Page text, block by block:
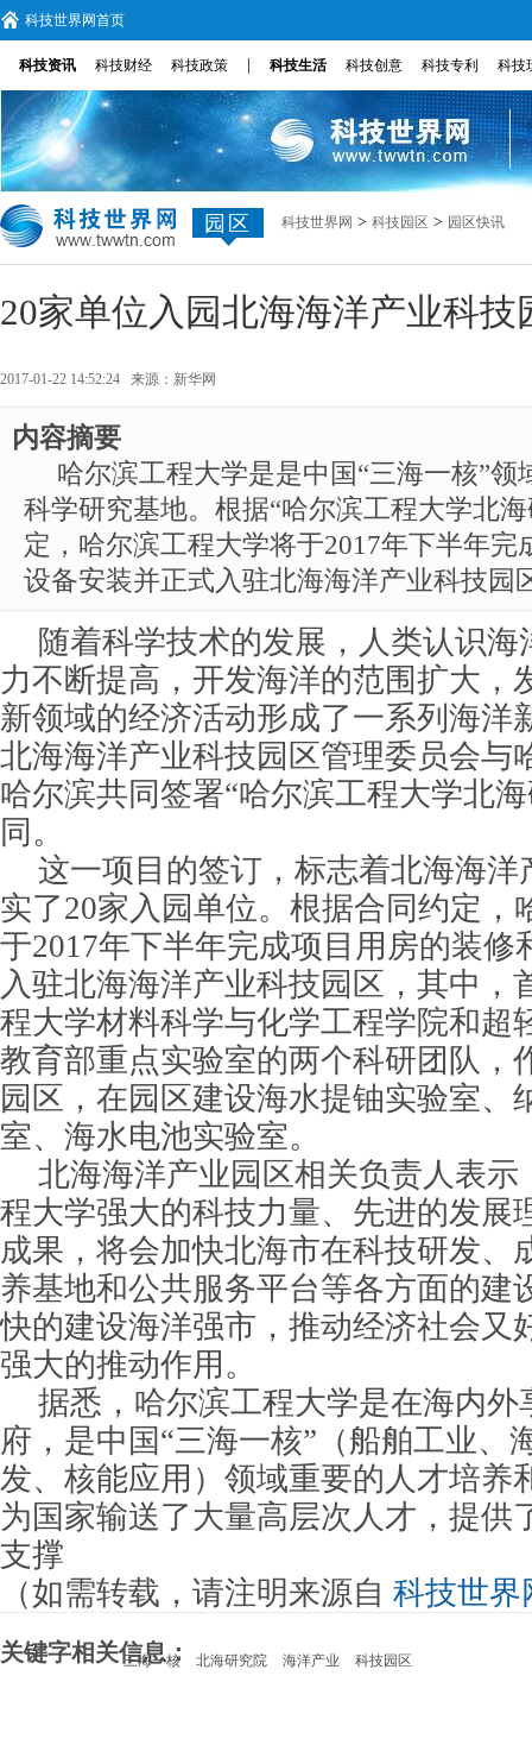
科技世界网首页
科技资讯 科技财经 科技政策 科技生活 科技创意 科技专利 科技
园区 科技世界网 > 科技园区 > 园区快讯
20家单位入园北海海洋产业科技
2017-01-22 14:52:24 来源： 新华网
内容摘要
哈尔滨工程大学是是中国“三海一核”领
科学研究基地。根据“哈尔滨工程大学北
定，哈尔滨工程大学将于2017年下半年完
设备安装并正式入驻北海海洋产业科技园
随着科学技术的发展，人类认识
力不断提高，开发海洋的范围扩大，
新领域的经济活动形成了一系列海洋
北海海洋产业科技园区管理委员会与
哈尔滨共同签署“哈尔滨工程大学北
同。
这一项目的签订，标志着北海海洋
实了20家入园单位。 根据合同约定，
于2017年下半年完成项目用房的装修
入驻北海海洋产业科技园区，其中，
程大学材料科学与化学工程学院和超
教育部重点实验室的两个科研团队，
园区，在园区建设海水提铀实验室、
室、海水电池实验室。
北海海洋产业园区相关负责人表示
程大学强大的科技力量、先进的发展
成果，将会加快北海市在科技研发、
养基地和公共服务平台等各方面的建
快的建设海洋强市，推动经济社会又
强大的推动作用。
据悉，哈尔滨工程大学是在海内外
府，是中国“三海一核”（船舶工业、
发、核能应用）领域重要的人才培养
为国家输送了大量高层次人才，提供
支撑
（如需转载，请注明来源自 科技世界
关键字相关信息：
三海一核 北海研究院 海洋产业 科技园区